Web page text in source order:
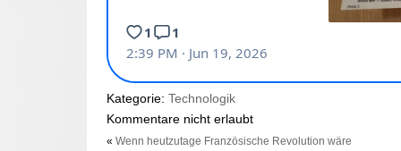
Kategorie: Technologik
Kommentare nicht erlaubt
« Wenn heutzutage Französische Revolution wäre